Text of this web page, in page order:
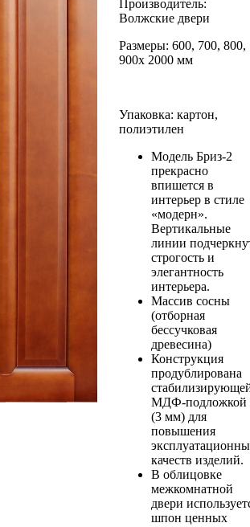
Производитель:
Волжские двери
Размеры: 600, 700, 800,
900х 2000 мм
Упаковка: картон,
полиэтилен
Модель Бриз-2
прекрасно
впишется в
интерьер в стиле
«модерн».
Вертикальные
линии
строгость и
элегантность
интерьера.
Массив сосны
(отборная
бессучковая
древесина)
Конструкция
продублирована
МДФ-подложкой
(3 мм) для
повышения
качеств изделий.
В облицовке
межкомнатной
двери
шпон ценных